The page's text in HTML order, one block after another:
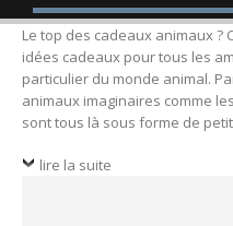
Le top des cadeaux animaux ?
idées cadeaux pour tous les
particulier du monde animal.
animaux imaginaires comme
sont tous là sous forme de
lire la suite